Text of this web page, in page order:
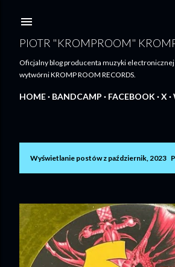
PIOTR "KROMPROOM"
Oficjalny blog producenta muzyki electronicznej
wytwórni KROMP ROOM RECORDS.
HOME BANDCAMP FACEBOOK X
P
s
t
y
Wyświetlanie postów z październik, 2023